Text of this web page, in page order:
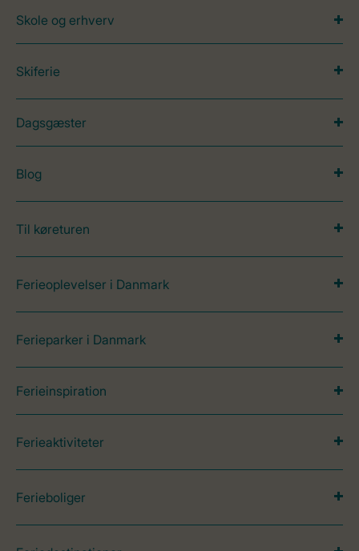
Skole og erhverv
Skiferie
Dagsgæster
Blog
Til køreturen
Ferieoplevelser i Danmark
Ferieparker i Danmark
Ferieinspiration
Ferieaktiviteter
Ferieboliger